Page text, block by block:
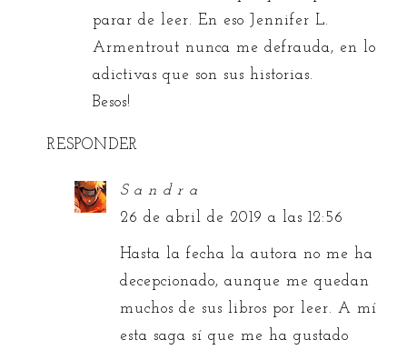
parar de leer. En eso Jennifer L.
Armentrout nunca me defrauda, en lo
adictivas que son sus historias.
Besos!
RESPONDER
S a n d r a
26 de abril de 2019 a las 12:56
Hasta la fecha la autora no me ha
decepcionado, aunque me quedan
muchos de sus libros por leer. A mí
esta saga sí que me ha gustado